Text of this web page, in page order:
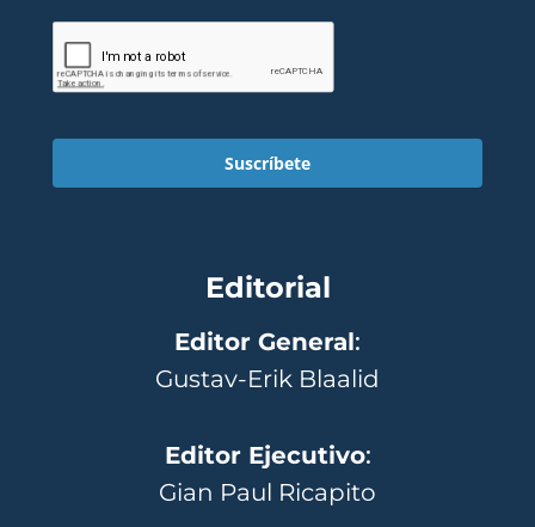
Suscríbete
Editorial
Editor General:
Gustav-Erik Blaalid
Editor Ejecutivo:
Gian Paul Ricapito